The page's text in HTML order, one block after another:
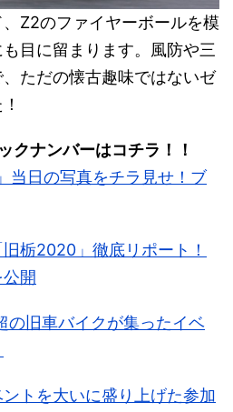
Z2のファイヤーボールを模
目に留まります。風防や三
ただの懐古趣味ではないゼ
ナンバーはコチラ！！
当日の写真をチラ見せ！ブ
旧栃2020」徹底リポート！
開
の旧車バイクが集ったイベ
ントを大いに盛り上げた参加